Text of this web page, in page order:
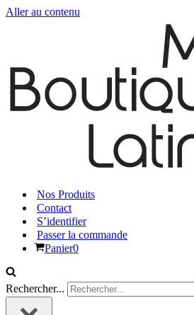
Aller au contenu
Nos Produits
Contact
S’identifier
Passer la commande
Panier0
Rechercher...